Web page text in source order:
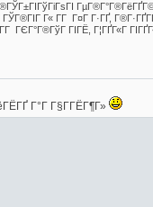
Г« Г­Г Г¤Г Г·ГҐ,
ГЄГ°Г®ГўГ ГІГЁ, Г¦ГҐГ«Г
Г°Г Г§Г­ГЁГ¶Г»